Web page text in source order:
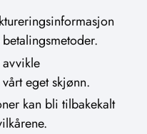
eget skjønn.
kan bli tilbakekalt